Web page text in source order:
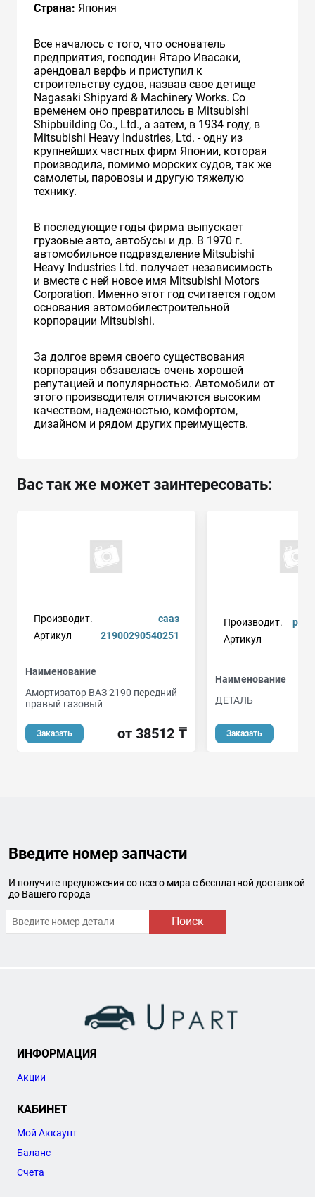
Страна: Япония
Все началось с того, что основатель
предприятия, господин Ятаро Ивасаки,
арендовал верфь и приступил к
строительству судов, назвав свое детище
Nagasaki Shipyard & Machinery Works. Со
временем оно превратилось в Mitsubishi
Shipbuilding Co., Ltd., а затем, в 1934 году, в
Mitsubishi Heavy Industries, Ltd. - одну из
крупнейших частных фирм Японии, которая
производила, помимо морских судов, так же
самолеты, паровозы и другую тяжелую
технику.
В последующие годы фирма выпускает
грузовые авто, автобусы и др. В 1970 г.
автомобильное подразделение Mitsubishi
Heavy Industries Ltd. получает независимость
и вместе с ней новое имя Mitsubishi Motors
Corporation. Именно этот год считается годом
основания автомобилестроительной
корпорации Mitsubishi.
За долгое время своего существования
корпорация обзавелась очень хорошей
репутацией и популярностью. Автомобили от
этого производителя отличаются высоким
качеством, надежностью, комфортом,
дизайном и рядом других преимуществ.
Вас так же может заинтересовать:
Производит.
сааз
Артикул
21900290540251
Наименование
Амортизатор ВАЗ 2190 передний
правый газовый
Заказать от 38512 ₸
Производит.
Артикул
Наименование
ДЕТАЛЬ
Заказать
Введите номер запчасти
И получите предложения со всего мира с бесплатной доставкой
до Вашего города
Поиск
ИНФОРМАЦИЯ
Акции
КАБИНЕТ
Мой Аккаунт
Баланс
Счета